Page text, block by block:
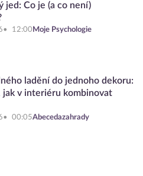
jed: Co je (a co není)
12:00 Moje Psychologie
ladění do jednoho dekoru:
jak v interiéru kombinovat
00:05Abecedazahrady